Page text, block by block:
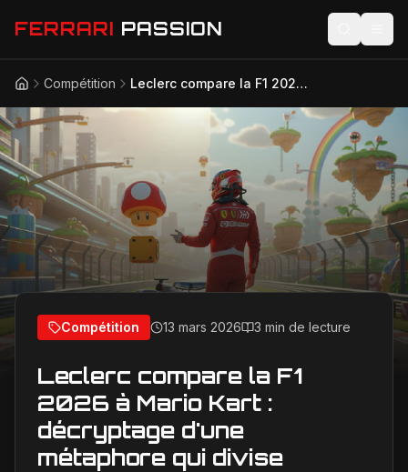
FERRARI PASSION
Actualités
Modèles
Compétition
Technologie
Lifestyle
AccueilCompétition Leclerc compare la F1 2026 à Mario Kart : décryptage d'une métaphore qui divise
Compétition 13 mars 2026 3 min de lecture
Leclerc compare la F1
2026 à Mario Kart :
décryptage d'une
métaphore qui divise